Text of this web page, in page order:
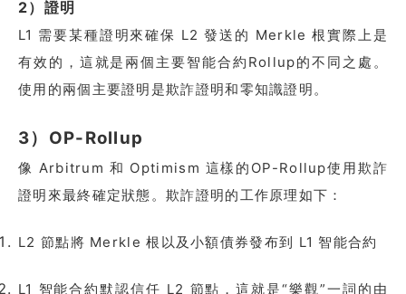
2）證明
L1 需要某種證明來確保 L2 發送的 Merkle 根實際上是
有效的，這就是兩個主要智能合約Rollup的不同之處。
使用的兩個主要證明是欺詐證明和零知識證明。
3）OP-Rollup
像 Arbitrum 和 Optimism 這樣的OP-Rollup使用欺詐
證明來最終確定狀態。欺詐證明的工作原理如下：
L2 節點將 Merkle 根以及小額債券發布到 L1 智能合約
L1 智能合約默認信任 L2 節點，這就是“樂觀”一詞的由